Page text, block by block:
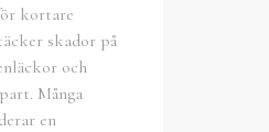
kortare
skador på
och
Många
en